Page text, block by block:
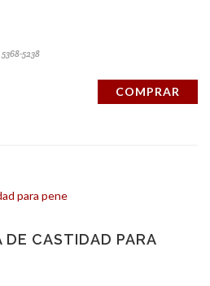
5368-5238
COMPRAR
DE CASTIDAD PARA